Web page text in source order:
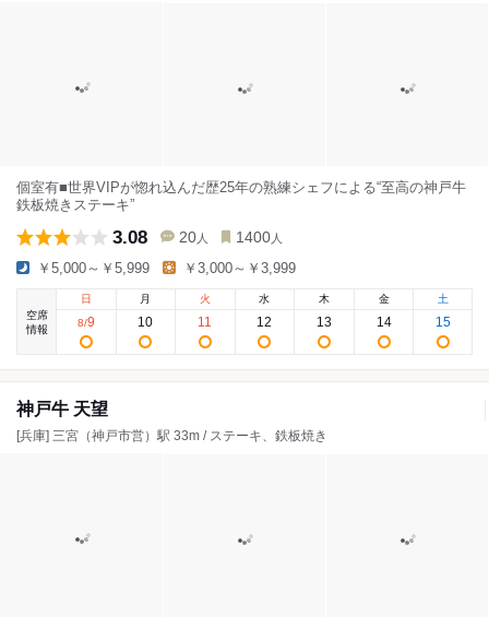
個室有■世界VIPが惚れ込んだ歴25年の熟練シェフによる“至高の神戸牛
鉄板焼きステーキ”
3.08 20 人 1400 人
￥5,000～￥5,999 ￥3,000～￥3,999
空席
情報
日
8/9
月
10
火
11
水
12
木
13
金
14
土
15
神戸牛 天望
[兵庫] 三宮（神戸市営）駅 33m / ステーキ、鉄板焼き